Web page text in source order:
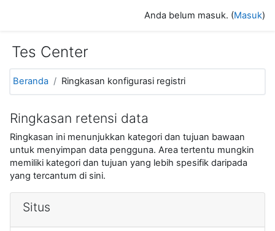
Anda belum masuk. (Masuk)
Tes Center
Beranda Ringkasan konfigurasi registri
Ringkasan retensi data
Ringkasan ini menunjukkan kategori dan tujuan bawaan
untuk menyimpan data pengguna. Area tertentu mungkin
memiliki kategori dan tujuan yang lebih spesifik daripada
yang tercantum di sini.
Situs